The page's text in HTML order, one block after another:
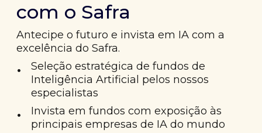
com o Safra
Antecipe o futuro e invista em IA com a
excelência do Safra.
•
Seleção estratégica de fundos de
Inteligência Artificial pelos nossos
especialistas
•
Invista em fundos com exposição às
principais empresas de IA do mundo